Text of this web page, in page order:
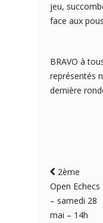
jeu,
face aux
BRAVO à
représentés
dernière
2ème
Open Echecs
– samedi 28
mai – 14h